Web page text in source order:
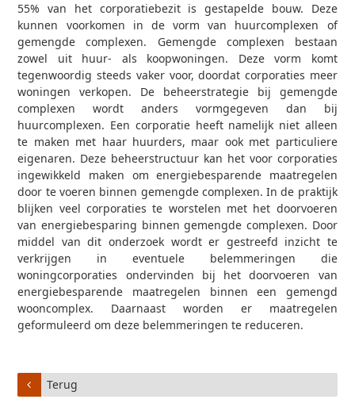
55% van het corporatiebezit is gestapelde bouw. Deze
kunnen voorkomen in de vorm van huurcomplexen of
gemengde complexen. Gemengde complexen bestaan
zowel uit huur- als koopwoningen. Deze vorm komt
tegenwoordig steeds vaker voor, doordat corporaties meer
woningen verkopen. De beheerstrategie bij gemengde
complexen wordt anders vormgegeven dan bij
huurcomplexen. Een corporatie heeft namelijk niet alleen
te maken met haar huurders, maar ook met particuliere
eigenaren. Deze beheerstructuur kan het voor corporaties
ingewikkeld maken om energiebesparende maatregelen
door te voeren binnen gemengde complexen. In de praktijk
blijken veel corporaties te worstelen met het doorvoeren
van energiebesparing binnen gemengde complexen. Door
middel van dit onderzoek wordt er gestreefd inzicht te
verkrijgen in eventuele belemmeringen die
woningcorporaties ondervinden bij het doorvoeren van
energiebesparende maatregelen binnen een gemengd
wooncomplex. Daarnaast worden er maatregelen
geformuleerd om deze belemmeringen te reduceren.
Terug